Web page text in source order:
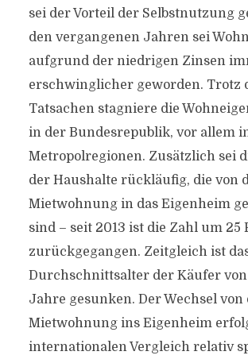
sei der Vorteil der Selbstnutzung
den vergangenen Jahren sei
aufgrund der niedrigen Zinsen
erschwinglicher geworden. Trotz
Tatsachen stagniere die
in der Bundesrepublik, vor allem
Metropolregionen. Zusätzlich sei
der Haushalte rückläufig, die von
Mietwohnung in das Eigenheim
sind – seit 2013 ist die Zahl um 25
zurückgegangen. Zeitgleich ist
Durchschnittsalter der Käufer von
Jahre gesunken. Der Wechsel von
Mietwohnung ins Eigenheim
internationalen Vergleich relativ